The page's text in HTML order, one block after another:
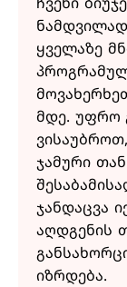
ყველაზე
მდე. უფრო
ჯამური
ჯანდაცვა
აღდგენის
იზრდება.